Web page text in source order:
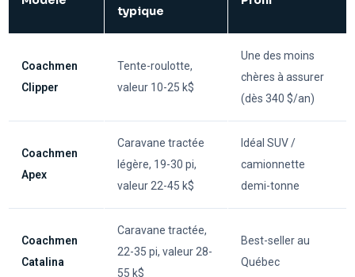
typique
Coachmen
Clipper
Tente-roulotte,
valeur 10-25 k$
Une des moins
chères à assurer
(dès 340 $/an)
Coachmen
Apex
Caravane tractée
légère, 19-30 pi,
valeur 22-45 k$
Idéal SUV /
camionnette
demi-tonne
Coachmen
Catalina
Caravane tractée,
22-35 pi, valeur 28-
55 k$
Best-seller au
Québec